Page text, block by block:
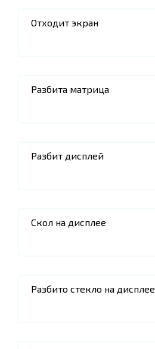
Отходит экран
Разбита матрица
Разбит дисплей
Скол на дисплее
Разбито стекло на дисплее